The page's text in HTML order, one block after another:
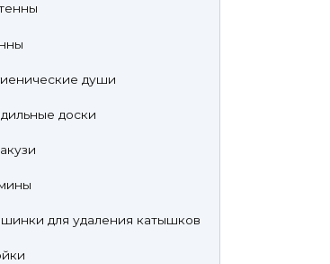
души
доски
для удаления катышков